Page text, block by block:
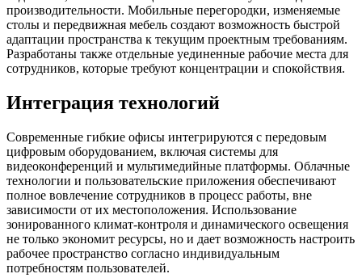
производительности. Мобильные перегородки, изменяемые
столы и передвижная мебель создают возможность быстрой
адаптации пространства к текущим проектным требованиям.
Разработаны также отдельные уединенные рабочие места для
сотрудников, которые требуют концентрации и спокойствия.
Интеграция технологий
Современные гибкие офисы интегрируются с передовым
цифровым оборудованием, включая системы для
видеоконференций и мультимедийные платформы. Облачные
технологии и пользовательские приложения обеспечивают
полное вовлечение сотрудников в процесс работы, вне
зависимости от их местоположения. Использование
зонированного климат-контроля и динамического освещения
не только экономит ресурсы, но и дает возможность настроить
рабочее пространство согласно индивидуальным
потребностям пользователей.